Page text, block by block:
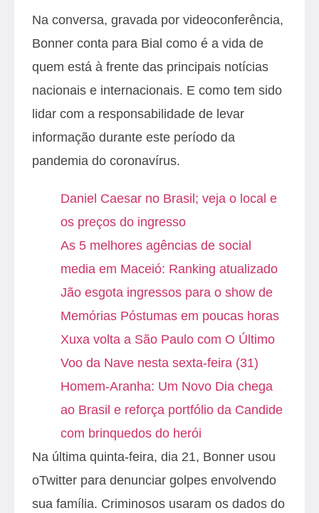
Na conversa, gravada por videoconferência,
Bonner conta para Bial como é a vida de
quem está à frente das principais notícias
nacionais e internacionais. E como tem sido
lidar com a responsabilidade de levar
informação durante este período da
pandemia do coronavírus.
Daniel Caesar no Brasil; veja o local e
os preços do ingresso
As 5 melhores agências de social
media em Maceió: Ranking atualizado
Jão esgota ingressos para o show de
Memórias Póstumas em poucas horas
Xuxa volta a São Paulo com O Último
Voo da Nave nesta sexta-feira (31)
Homem-Aranha: Um Novo Dia chega
ao Brasil e reforça portfólio da Candide
com brinquedos do herói
Na última quinta-feira, dia 21, Bonner usou
oTwitter para denunciar golpes envolvendo
sua família. Criminosos usaram os dados do